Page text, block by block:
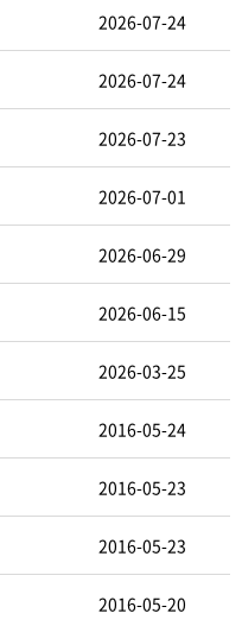
2026-07-24
2026-07-24
2026-07-23
2026-07-01
2026-06-29
2026-06-15
2026-03-25
2016-05-24
2016-05-23
2016-05-23
2016-05-20